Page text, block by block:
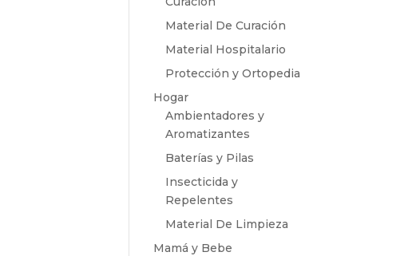
Material De Curación
Material Hospitalario
Protección y Ortopedia
Hogar
Ambientadores y
Aromatizantes
Baterías y Pilas
Insecticida y
Repelentes
Material De Limpieza
Mamá y Bebe